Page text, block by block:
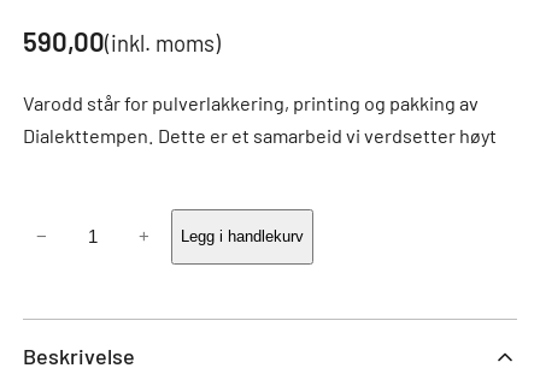
590,00(inkl. moms)
Varodd står for pulverlakkering, printing og pakking av
Dialekttempen. Dette er et samarbeid vi verdsetter høyt
− + Legg i handlekurv
Beskrivelse